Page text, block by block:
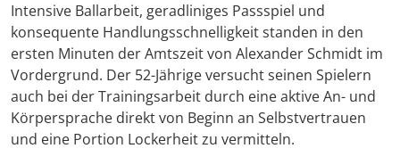
Intensive Ballarbeit, geradliniges Passspiel und
konsequente Handlungsschnelligkeit standen in den
ersten Minuten der Amtszeit von Alexander Schmidt im
Vordergrund. Der 52-Jährige versucht seinen Spielern
auch bei der Trainingsarbeit durch eine aktive An- und
Körpersprache direkt von Beginn an Selbstvertrauen
und eine Portion Lockerheit zu vermitteln.